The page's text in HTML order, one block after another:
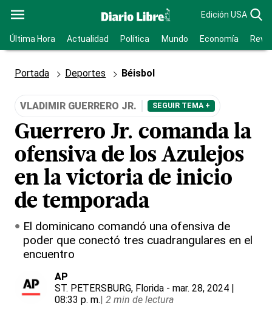
Edición USA
Última Hora Actualidad Política Mundo Economía
Portada Deportes Béisbol
VLADIMIR GUERRERO JR. SEGUIR TEMA +
Guerrero Jr. comanda la
ofensiva de los Azulejos
en la victoria de inicio
de temporada
El dominicano comandó una ofensiva de
poder que conectó tres cuadrangulares en el
encuentro
AP
ST. PETERSBURG, Florida - mar. 28, 2024 |
08:33 p. m.| 2 min de lectura